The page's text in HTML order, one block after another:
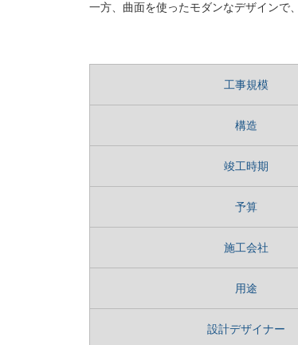
一方、曲面を使ったモダンなデザインで
工事規模
構造
竣工時期
予算
施工会社
用途
設計デザイナー